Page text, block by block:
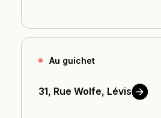
Au guichet
31, Rue Wolfe, Lévis